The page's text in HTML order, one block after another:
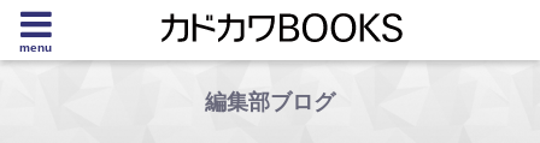
menu
編集部ブログ